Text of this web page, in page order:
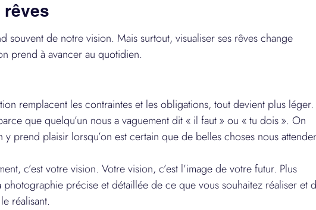
souvent de notre vision. Mais surtout, visualiser ses rêves change
prend à avancer au quotidien.
remplacent les contraintes et les obligations, tout devient plus léger.
que quelqu’un nous a vaguement dit « il faut » ou « tu dois ». On
y prend plaisir lorsqu’on est certain que de belles choses nous
c’est votre vision. Votre vision, c’est l’image de votre futur. Plus
photographie précise et détaillée de ce que vous souhaitez réaliser et
réalisant.